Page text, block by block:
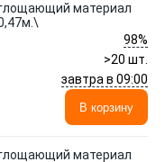
материал
98%
>20 шт.
завтра в 09:00
В корзину
материал